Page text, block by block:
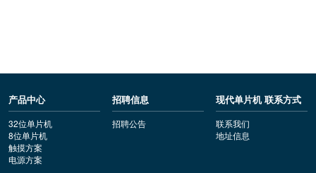
产品中心
32位单片机
8位单片机
触摸方案
电源方案
招聘信息
招聘公告
现代单片机 联系方式
联系我们
地址信息